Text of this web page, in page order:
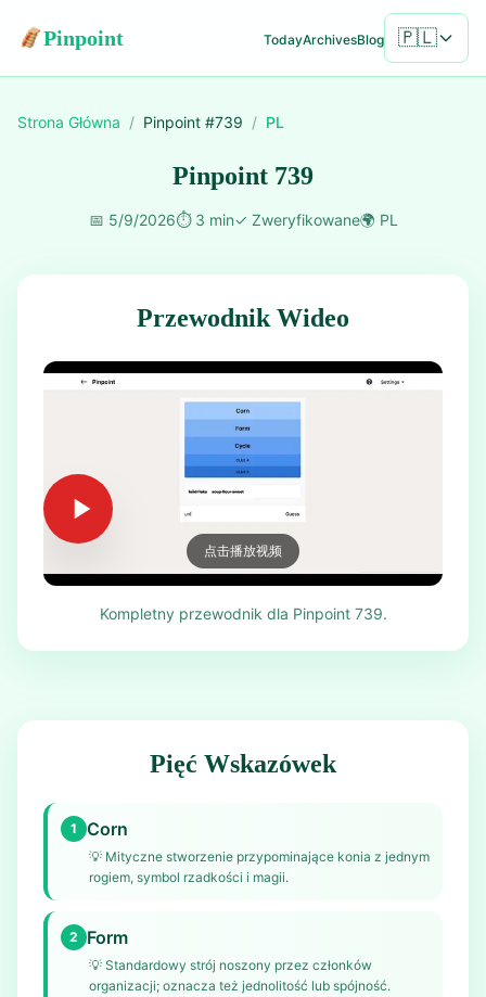
Pinpoint TodayArchivesBlog 🇵🇱
Strona Główna / Pinpoint #739 / PL
Pinpoint 739
📅 5/9/2026⏱️ 3 min✓ Zweryfikowane🌍 PL
Przewodnik Wideo
点击播放视频
Kompletny przewodnik dla Pinpoint 739.
Pięć Wskazówek
1 Corn
💡 Mityczne stworzenie przypominające konia z jednym
rogiem, symbol rzadkości i magii.
2 Form
💡 Standardowy strój noszony przez członków
organizacji; oznacza też jednolitość lub spójność.